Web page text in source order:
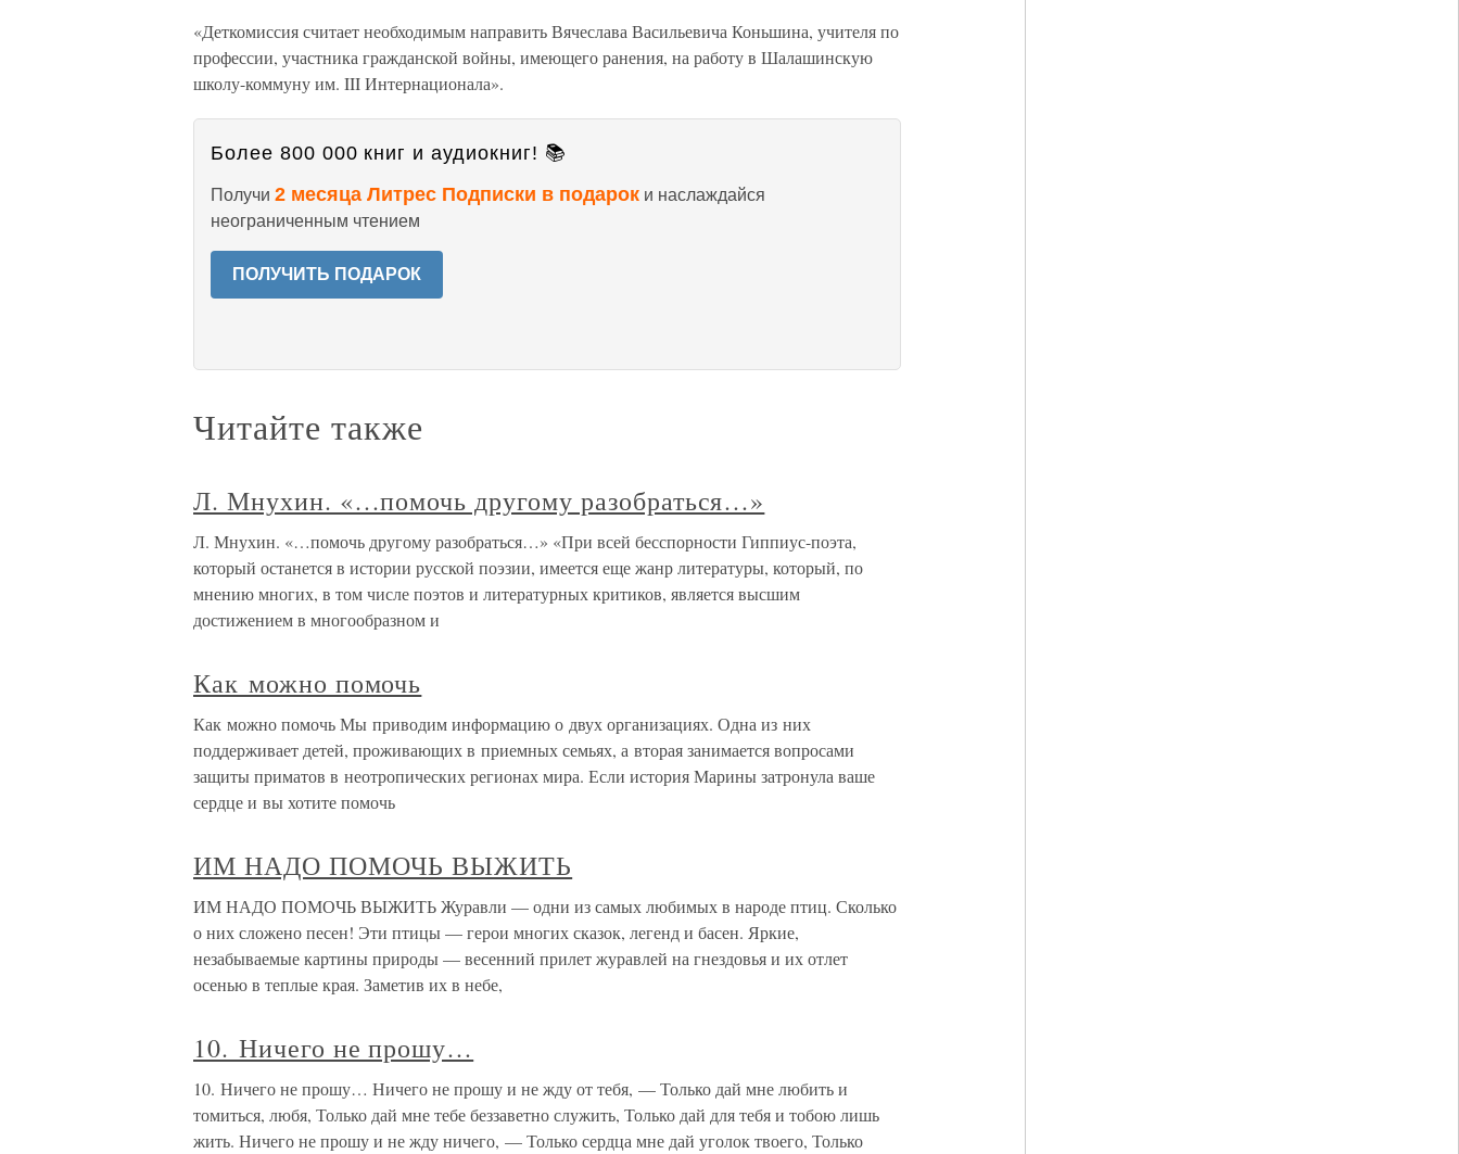
«Деткомиссия считает необходимым направить Вячеслава Васильевича Коньшина, учителя по
профессии, участника гражданской войны, имеющего ранения, на работу в Шалашинскую
школу-коммуну им. III Интернационала».
Более 800 000 книг и аудиокниг! 📚
Получи 2 месяца Литрес Подписки в подарок и наслаждайся
неограниченным чтением
ПОЛУЧИТЬ ПОДАРОК
Читайте также
Л. Мнухин. «…помочь другому разобраться…»
Л. Мнухин. «…помочь другому разобраться…» «При всей бесспорности Гиппиус-поэта,
который останется в истории русской поэзии, имеется еще жанр литературы, который, по
мнению многих, в том числе поэтов и литературных критиков, является высшим
достижением в многообразном и
Как можно помочь
Как можно помочь Мы приводим информацию о двух организациях. Одна из них
поддерживает детей, проживающих в приемных семьях, а вторая занимается вопросами
защиты приматов в неотропических регионах мира. Если история Марины затронула ваше
сердце и вы хотите помочь
ИМ НАДО ПОМОЧЬ ВЫЖИТЬ
ИМ НАДО ПОМОЧЬ ВЫЖИТЬ Журавли — одни из самых любимых в народе птиц. Сколько
о них сложено песен! Эти птицы — герои многих сказок, легенд и басен. Яркие,
незабываемые картины природы — весенний прилет журавлей на гнездовья и их отлет
осенью в теплые края. Заметив их в небе,
10. Ничего не прошу…
10. Ничего не прошу… Ничего не прошу и не жду от тебя, — Только дай мне любить и
томиться, любя, Только дай мне тебе беззаветно служить, Только дай для тебя и тобою лишь
жить. Ничего не прошу и не жду ничего, — Только сердца мне дай уголок твоего, Только